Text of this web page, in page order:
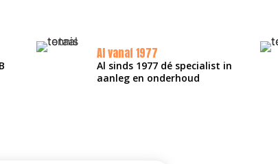
Al vanaf 1977
Al sinds 1977 dé specialist in
aanleg en onderhoud